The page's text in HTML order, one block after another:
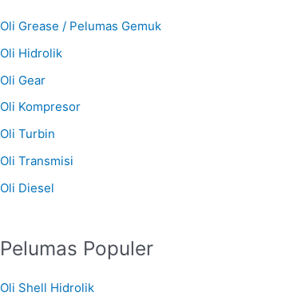
Oli Grease / Pelumas Gemuk
Oli Hidrolik
Oli Gear
Oli Kompresor
Oli Turbin
Oli Transmisi
Oli Diesel
Pelumas Populer
Oli Shell Hidrolik